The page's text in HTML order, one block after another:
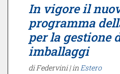
In vigore il
programma
per la gestione
imballaggi
di Federvini |inEstero